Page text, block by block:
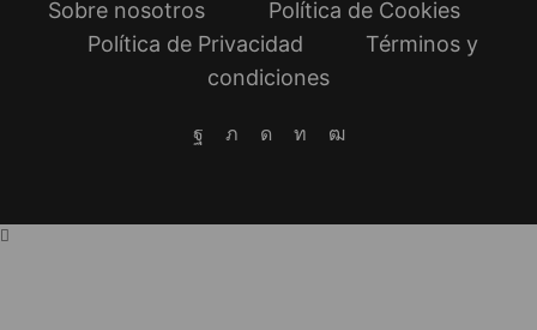
Sobre nosotros
Política de Cookies
Política de Privacidad
Términos y
condiciones
Facebook
TwitterInstagram
LinkedinYoutube